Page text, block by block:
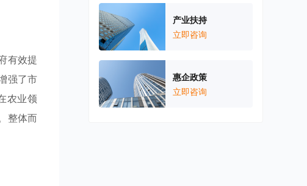
有效提
强了市
农业领
整体而
产业扶持
立即咨询
惠企政策
立即咨询